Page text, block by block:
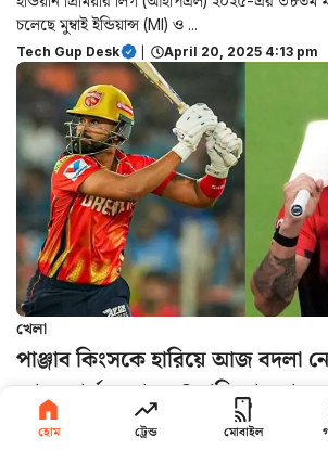
হোম ট্রেন্ড মোবাইল
চলেছে মুম্বাই ইন্ডিয়ান্স (MI) ও ...
Tech Gup Desk April 20, 2025 4:13 pm
খেলা
পাঞ্জাব কিংসকে হারিয়ে আজ বদলা
চ্যালেঞ্জার্স বেঙ্গালুরু? নাকি বাদ
২০ এপ্রিল রবিবার ইন্ডিয়ান প্রিমিয়ার লিগ (IPL)